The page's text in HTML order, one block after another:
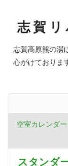
志賀
志賀高原熊の湯
心がけておりま
空室カレンダー
スタンダ